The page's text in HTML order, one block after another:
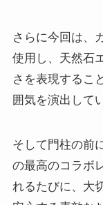
さらに今回は、
使用し、天然石
さを表現するこ
囲気を演出して
そして門柱の前
の最高のコラボ
れるたびに、大